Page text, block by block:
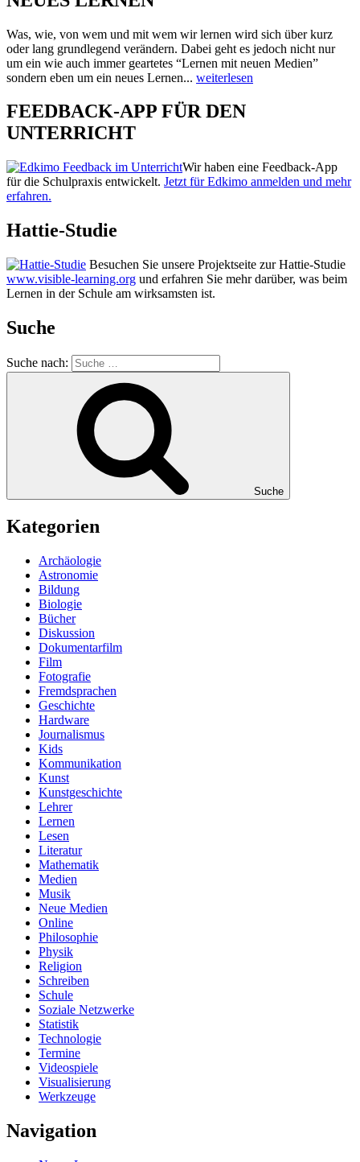
Was, wie, von wem und mit wem wir lernen wird sich über kurz
oder lang grundlegend verändern. Dabei geht es jedoch nicht nur
um ein wie auch immer geartetes “Lernen mit neuen Medien”
sondern eben um ein neues Lernen... weiterlesen
FEEDBACK-APP FÜR DEN
UNTERRICHT
Wir haben eine Feedback-App
für die Schulpraxis entwickelt. Jetzt für Edkimo anmelden und mehr
erfahren.
Hattie-Studie
Besuchen Sie unsere Projektseite zur Hattie-Studie
www.visible-learning.org und erfahren Sie mehr darüber, was beim
Lernen in der Schule am wirksamsten ist.
Suche
Suche nach:
Suche
Kategorien
Archäologie
Astronomie
Bildung
Biologie
Bücher
Diskussion
Dokumentarfilm
Film
Fotografie
Fremdsprachen
Geschichte
Hardware
Journalismus
Kids
Kommunikation
Kunst
Kunstgeschichte
Lehrer
Lernen
Lesen
Literatur
Mathematik
Medien
Musik
Neue Medien
Online
Philosophie
Physik
Religion
Schreiben
Schule
Soziale Netzwerke
Statistik
Technologie
Termine
Videospiele
Visualisierung
Werkzeuge
Navigation